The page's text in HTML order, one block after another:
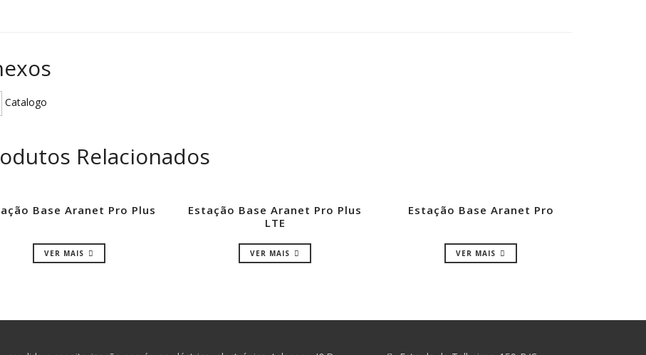
Catalogo
Relacionados
Base Aranet Pro Plus
VER MAIS
Estação Base Aranet Pro Plus
LTE
VER MAIS
Estação Base Aranet Pro
VER MAIS